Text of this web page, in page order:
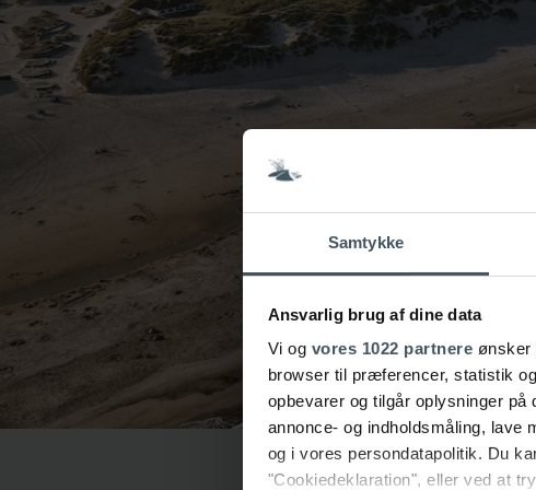
Samtykke
Ansvarlig brug af dine data
Vi og vores 1022 partnere ønsker
browser til præferencer, statistik
opbevarer og tilgår oplysninger på
annonce- og indholdsmåling, lave
og i vores persondatapolitik. Du
"Cookiedeklaration", eller ved at